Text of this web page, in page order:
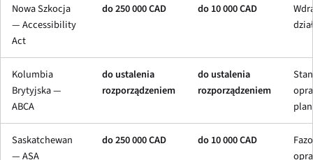
Nowa Szkocja
— Accessibility
Act
do 250 000 CAD do 10 000 CAD
Kolumbia
Brytyjska —
ABCA
do ustalenia
rozporządzeniem
do ustalenia
rozporządzeniem
Saskatchewan
— ASA
do 250 000 CAD do 10 000 CAD